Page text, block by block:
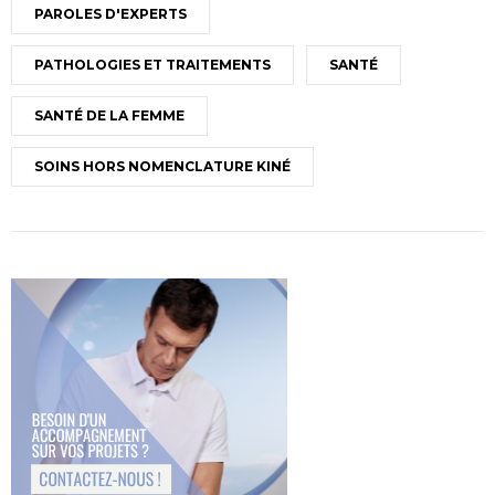
PAROLES D'EXPERTS
PATHOLOGIES ET TRAITEMENTS SANTÉ
SANTÉ DE LA FEMME
SOINS HORS NOMENCLATURE KINÉ